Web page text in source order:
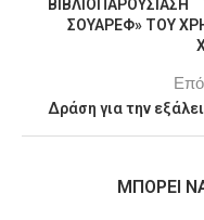
ΣΟΥΑΡΕΦ» ΤΟΥ
Δράση για την
MΠΟΡΕΊ